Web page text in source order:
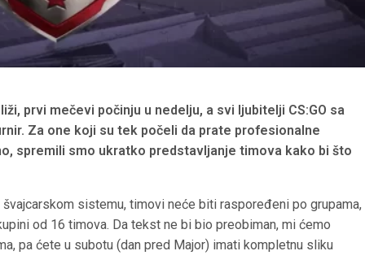
prvi mečevi počinju u nedelju, a svi ljubitelji CS:GO sa
Za one koji su tek počeli da prate profesionalne
spremili smo ukratko predstavljanje timova kako bi što
sistemu, timovi neće biti raspoređeni po grupama,
od 16 timova. Da tekst ne bi bio preobiman, mi ćemo
pa ćete u subotu (dan pred Major) imati kompletnu sliku